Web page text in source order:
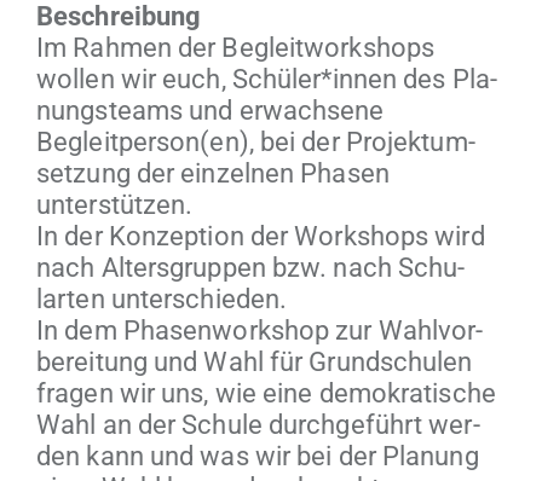
Beschrei­bung
Im Rah­men der Begleit­work­shops
wollen wir euch, Schüler*innen des Pla­
nung­steams und erwach­sene
Begleitperson(en), bei der Pro­jek­tum­
set­zung der einzel­nen Phasen
unterstützen.
In der Konzep­tion der Work­shops wird
nach Alters­grup­pen bzw. nach Schu­
larten unterschieden.
In dem Phasen­work­shop zur Wahlvor­
bere­itung und Wahl für Grund­schulen
fra­gen wir uns, wie eine demokratis­che
Wahl an der Schule durchge­führt wer­
den kann und was wir bei der Pla­nung